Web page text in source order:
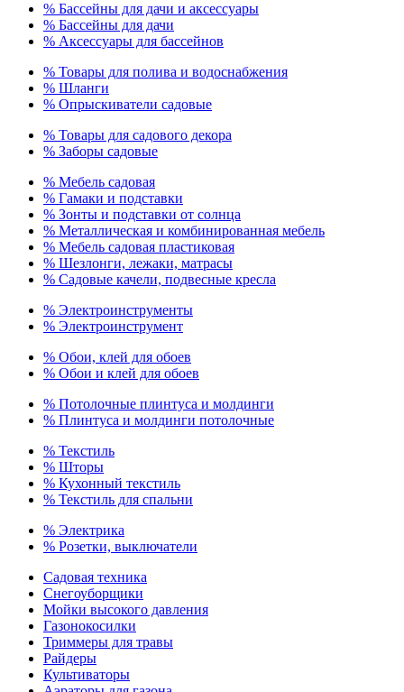
% Бассейны для дачи и аксессуары
% Бассейны для дачи
% Аксессуары для бассейнов
% Товары для полива и водоснабжения
% Шланги
% Опрыскиватели садовые
% Товары для садового декора
% Заборы садовые
% Мебель садовая
% Гамаки и подставки
% Зонты и подставки от солнца
% Металлическая и комбинированная мебель
% Мебель садовая пластиковая
% Шезлонги, лежаки, матрасы
% Садовые качели, подвесные кресла
% Электроинструменты
% Электроинструмент
% Обои, клей для обоев
% Обои и клей для обоев
% Потолочные плинтуса и молдинги
% Плинтуса и молдинги потолочные
% Текстиль
% Шторы
% Кухонный текстиль
% Текстиль для спальни
% Электрика
% Розетки, выключатели
Садовая техника
Снегоуборщики
Мойки высокого давления
Газонокосилки
Триммеры для травы
Райдеры
Культиваторы